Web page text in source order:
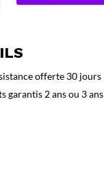
offerte 30 jours
garantis 2 ans ou 3 ans